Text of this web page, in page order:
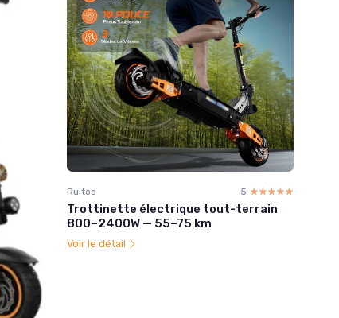
Ruitoo 5 ☆☆☆☆☆
★★★★★
Trottinette électrique tout-terrain
800–2400W — 55–75 km
Voir le détail